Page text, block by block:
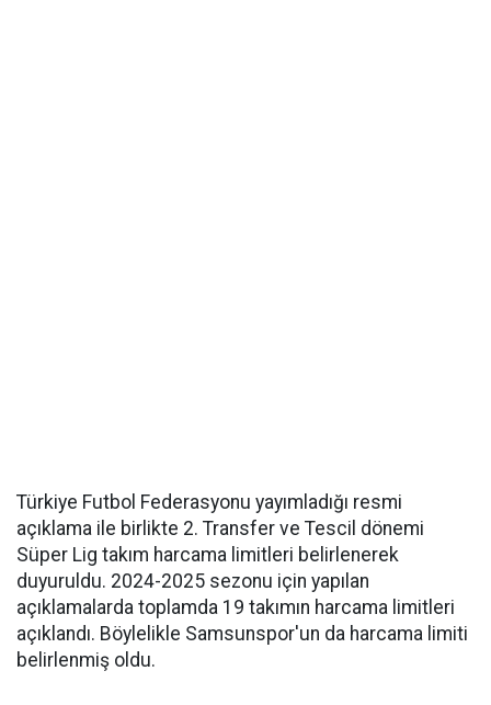
Türkiye Futbol Federasyonu yayımladığı resmi
açıklama ile birlikte 2. Transfer ve Tescil dönemi
Süper Lig takım harcama limitleri belirlenerek
duyuruldu. 2024-2025 sezonu için yapılan
açıklamalarda toplamda 19 takımın harcama limitleri
açıklandı. Böylelikle Samsunspor'un da harcama limiti
belirlenmiş oldu.